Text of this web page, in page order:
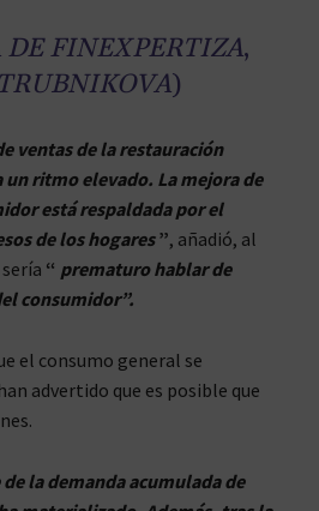
DE FINEXPERTIZA,
)
ventas de la restauración
un ritmo elevado. La mejora de
está respaldada por el
de los hogares”, añadió, al
“ prematuro hablar de
consumidor”.
el consumo general se
advertido que es posible que
la demanda acumulada de